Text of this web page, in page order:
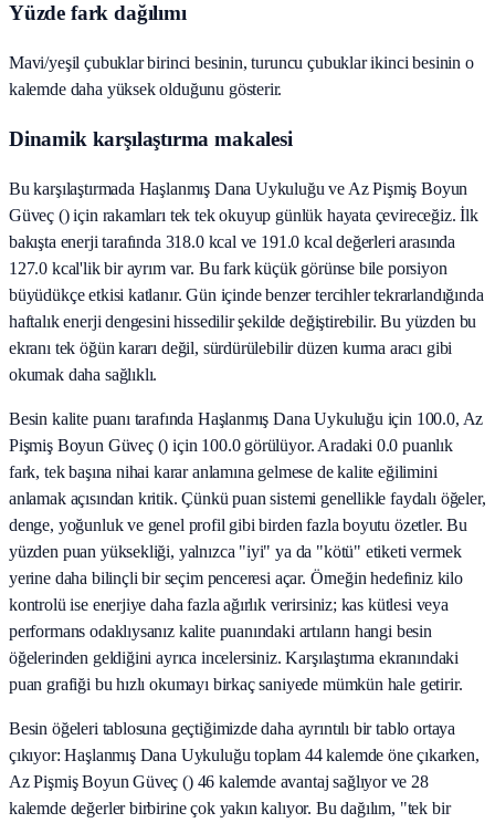
Yüzde fark dağılımı
Mavi/yeşil çubuklar birinci besinin, turuncu çubuklar ikinci besinin o
kalemde daha yüksek olduğunu gösterir.
Dinamik karşılaştırma makalesi
Bu karşılaştırmada Haşlanmış Dana Uykuluğu ve Az Pişmiş Boyun
Güveç () için rakamları tek tek okuyup günlük hayata çevireceğiz. İlk
bakışta enerji tarafında 318.0 kcal ve 191.0 kcal değerleri arasında
127.0 kcal'lik bir ayrım var. Bu fark küçük görünse bile porsiyon
büyüdükçe etkisi katlanır. Gün içinde benzer tercihler tekrarlandığında
haftalık enerji dengesini hissedilir şekilde değiştirebilir. Bu yüzden bu
ekranı tek öğün kararı değil, sürdürülebilir düzen kurma aracı gibi
okumak daha sağlıklı.
Besin kalite puanı tarafında Haşlanmış Dana Uykuluğu için 100.0, Az
Pişmiş Boyun Güveç () için 100.0 görülüyor. Aradaki 0.0 puanlık
fark, tek başına nihai karar anlamına gelmese de kalite eğilimini
anlamak açısından kritik. Çünkü puan sistemi genellikle faydalı öğeler,
denge, yoğunluk ve genel profil gibi birden fazla boyutu özetler. Bu
yüzden puan yüksekliği, yalnızca "iyi" ya da "kötü" etiketi vermek
yerine daha bilinçli bir seçim penceresi açar. Örneğin hedefiniz kilo
kontrolü ise enerjiye daha fazla ağırlık verirsiniz; kas kütlesi veya
performans odaklıysanız kalite puanındaki artıların hangi besin
öğelerinden geldiğini ayrıca incelersiniz. Karşılaştırma ekranındaki
puan grafiği bu hızlı okumayı birkaç saniyede mümkün hale getirir.
Besin öğeleri tablosuna geçtiğimizde daha ayrıntılı bir tablo ortaya
çıkıyor: Haşlanmış Dana Uykuluğu toplam 44 kalemde öne çıkarken,
Az Pişmiş Boyun Güveç () 46 kalemde avantaj sağlıyor ve 28
kalemde değerler birbirine çok yakın kalıyor. Bu dağılım, "tek bir